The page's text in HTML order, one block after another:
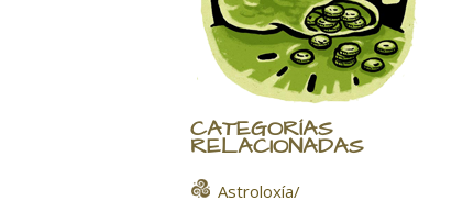
CATEGORÍAS
RELACIONADAS
Astroloxía/